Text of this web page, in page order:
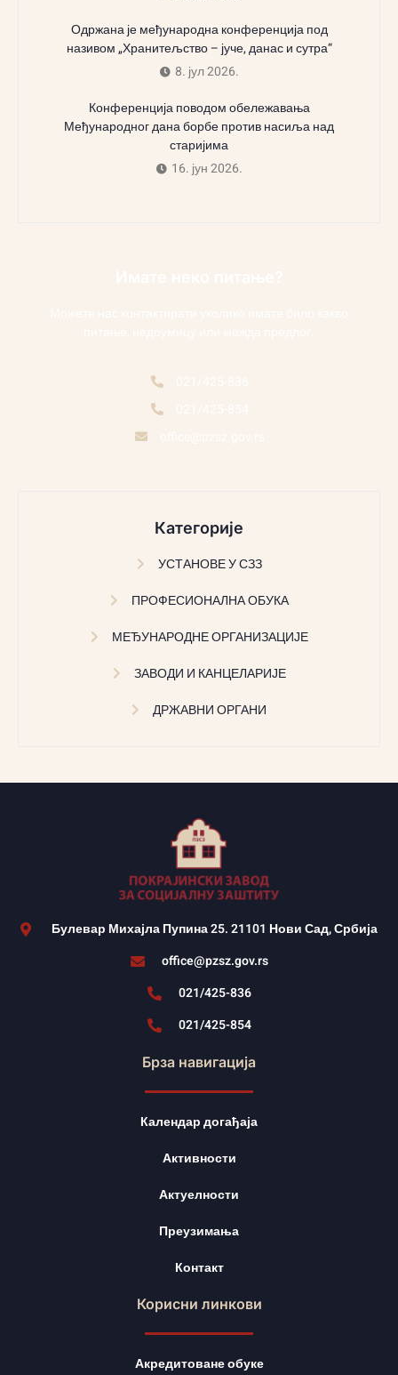
Одржана је међународна конференција под
називом „Хранитељство – јуче, данас и сутра“
8. јул 2026.
Конференција поводом обележавања
Међународног дана борбе против насиља над
старијима
16. јун 2026.
Категорије
УСТАНОВЕ У СЗЗ
ПРОФЕСИОНАЛНА ОБУКА
МЕЂУНАРОДНЕ ОРГАНИЗАЦИЈЕ
ЗАВОДИ И КАНЦЕЛАРИЈЕ
ДРЖАВНИ ОРГАНИ
Булевар Михајла Пупина 25. 21101 Нови Сад, Србија
office@pzsz.gov.rs
021/425-836
021/425-854
Брза навигација
Календар догађаја
Активности
Актуелности
Преузимања
Контакт
Корисни линкови
Акредитоване обуке